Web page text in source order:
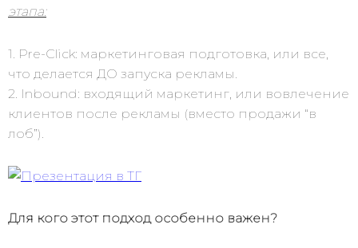
этапа:
1. Pre-Click: маркетинговая подготовка, или все,
что делается ДО запуска рекламы.
2. Inbound: входящий маркетинг, или вовлечение
клиентов после рекламы (вместо продажи “в
лоб”).
Для кого этот подход особенно важен?